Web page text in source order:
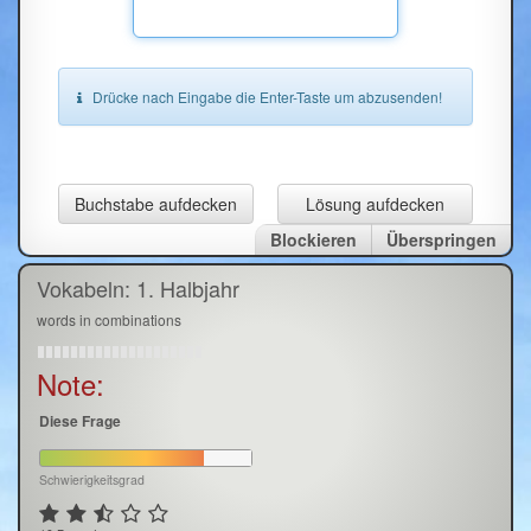
Drücke nach Eingabe die Enter-Taste um abzusenden!
Buchstabe aufdecken
Lösung aufdecken
Überspringen
Blockieren
Vokabeln: 1. Halbjahr
words in combinations
Note:
Diese Frage
Schwierigkeitsgrad